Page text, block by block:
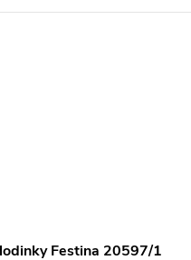
Festina 20597/1